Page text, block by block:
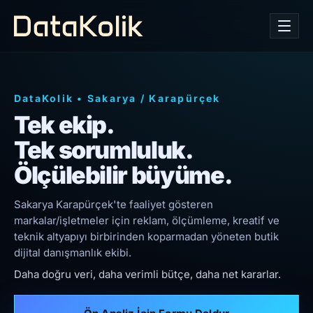
DataKolik • Sakarya / Karapürçek
Tek ekip.
Tek sorumluluk.
Ölçülebilir büyüme.
Sakarya Karapürçek'te faaliyet gösteren
markalar/işletmeler için reklam, ölçümleme, kreatif ve
teknik altyapıyı birbirinden koparmadan yöneten butik
dijital danışmanlık ekibi.
Daha doğru veri, daha verimli bütçe, daha net kararlar.